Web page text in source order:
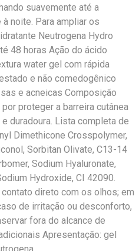
suavemente até a
noite. Para ampliar os
Neutrogena Hydro
48 horas Ação do ácido
water gel com rápida
e não comedogênico
e acneicas Composição
proteger a barreira cutânea
duradoura. Lista completa de
Dimethicone Crosspolymer,
Sorbitan Olivate, C13-14
Sodium Hyaluronate,
Hydroxide, CI 42090.
direto com os olhos; em
de irritação ou desconforto,
fora do alcance de
Apresentação: gel